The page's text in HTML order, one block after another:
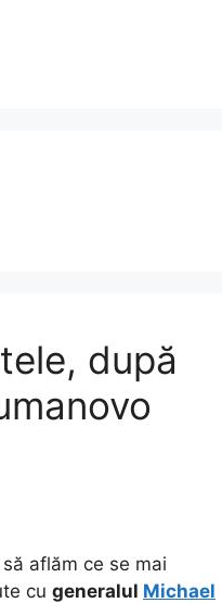
după
aflăm ce se mai
cu generalul Michael